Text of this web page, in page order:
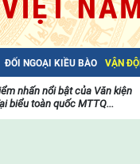
ĐỐI NGOẠI KIỀU BÀO VẬN
nhấn nổi bật của Văn kiện
biểu toàn quốc MTTQ...